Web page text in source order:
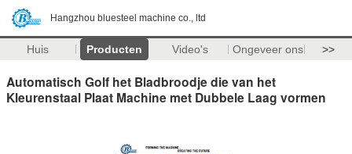
Hangzhou bluesteel machine co., ltd
Huis Producten Video's Ongeveer ons >>
Automatisch Golf het Bladbroodje die van het
Kleurenstaal Plaat Machine met Dubbele Laag vormen